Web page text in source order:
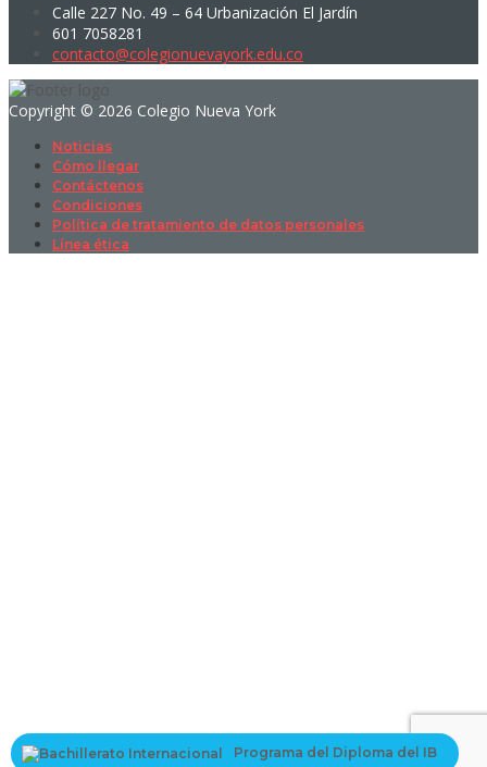
Programa del Diploma del IB
Calle 227 No. 49 – 64 Urbanización El Jardín
601 7058281
contacto@colegionuevayork.edu.co
Copyright © 2026 Colegio Nueva York
Noticias
Cómo llegar
Contáctenos
Condiciones
Política de tratamiento de datos personales
Línea ética
We'll send you an email as soon as your
application is approved.Go to Profile
No account?RegistroSign In